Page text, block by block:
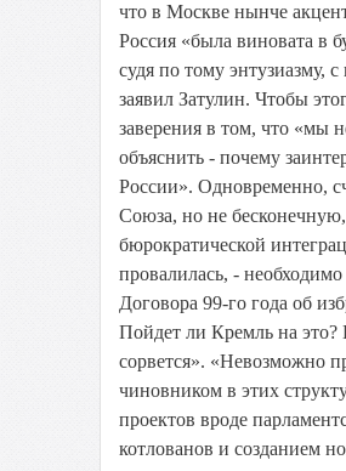
что в Москве нынче
Россия «была виновата в
судя по тому энтузиазму,
заявил Затулин. Чтобы
заверения в том, что «мы
объяснить - почему
России». Одновременно,
Союза, но не
бюрократической
провалилась, -
Договора 99-го года об
Пойдет ли Кремль на это?
сорвется». «Невозможно
чиновником в этих
проектов вроде
котлованов и созданием